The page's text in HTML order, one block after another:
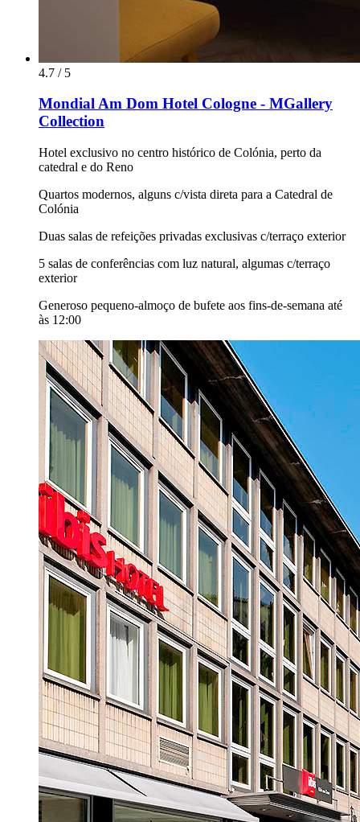
4.7 / 5
Mondial Am Dom Hotel Cologne - MGallery
Collection
Hotel exclusivo no centro histórico de Colónia, perto da
catedral e do Reno
Quartos modernos, alguns c/vista direta para a Catedral de
Colónia
Duas salas de refeições privadas exclusivas c/terraço exterior
5 salas de conferências com luz natural, algumas c/terraço
exterior
Generoso pequeno-almoço de bufete aos fins-de-semana até
às 12:00